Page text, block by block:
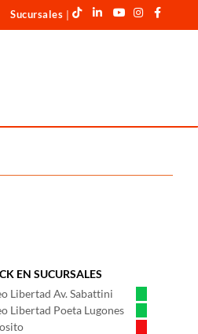
Sucursales
EN SUCURSALES
Libertad Av. Sabattini
Libertad Poeta Lugones